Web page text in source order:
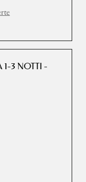
3 NOTTI -